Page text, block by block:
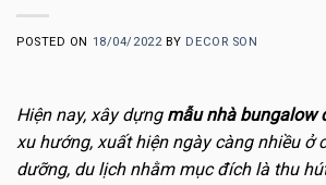
POSTED ON 18/04/2022BY DECOR SON
Hiện nay, xây dựng mẫu nhà bungalow
xu hướng, xuất hiện ngày càng nhiều ở
dưỡng, du lịch nhằm mục đích là thu